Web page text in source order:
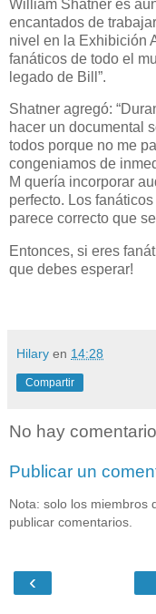
William Shatner es
encantados de
nivel en la Exhibición
fanáticos de todo el
legado de Bill”.
Shatner agregó:
hacer un documental
todos porque no me
congeniamos de
M quería incorporar
perfecto. Los
parece correcto que
Entonces, si eres
que debes esperar!
Hilary en 14:28
Compartir
No hay
Publicar un
Nota: solo los miembros
publicar comentarios.
‹